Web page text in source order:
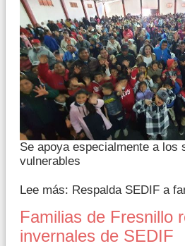
Se apoya especialmente a los
vulnerables
Lee más: Respalda SEDIF a
Familias de Fresnillo
invernales de SEDIF